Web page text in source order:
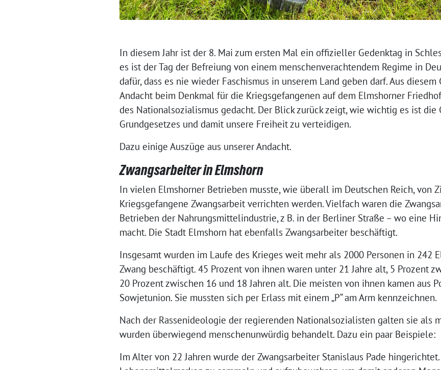
In diesem Jahr ist der 8. Mai zum ersten Mal ein offizieller Gedenktag in
es ist der Tag der Befreiung von einem menschenverachtendem Regime in
dafür, dass es nie wieder Faschismus in unserem Land geben darf. Aus
Andacht beim Denkmal für die Kriegsgefangenen auf dem Elmshorner
des Nationalsozialismus gedacht. Der Blick zurück zeigt, wie wichtig es ist die
Grundgesetzes und damit unsere Freiheit zu verteidigen.
Dazu einige Auszüge aus unserer Andacht.
Zwangsarbeiter in Elmshorn
In vielen Elmshorner Betrieben musste, wie überall im Deutschen Reich, von
Kriegsgefangene Zwangsarbeit verrichten werden. Vielfach waren die
Betrieben der Nahrungsmittelindustrie, z B. in der Berliner Straße – wo eine
macht. Die Stadt Elmshorn hat ebenfalls Zwangsarbeiter beschäftigt.
Insgesamt wurden im Laufe des Krieges weit mehr als 2000 Personen in 242
Zwang beschäftigt. 45 Prozent von ihnen waren unter 21 Jahre alt, 5 Prozent
20 Prozent zwischen 16 und 18 Jahren alt. Die meisten von ihnen kamen aus
Sowjetunion. Sie mussten sich per Erlass mit einem „P“ am Arm kennzeichnen.
Nach der Rassenideologie der regierenden Nationalsozialisten galten sie als
wurden überwiegend menschenunwürdig behandelt. Dazu ein paar Beispiele:
Im Alter von 22 Jahren wurde der Zwangsarbeiter Stanislaus Pade